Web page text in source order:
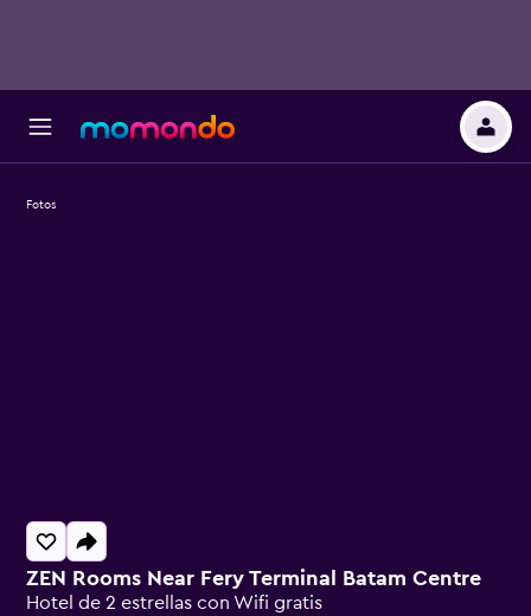
ZEN Rooms Near Fery Terminal Batam Centre
Hotel de 2 estrellas con Wifi gratis
Fotos